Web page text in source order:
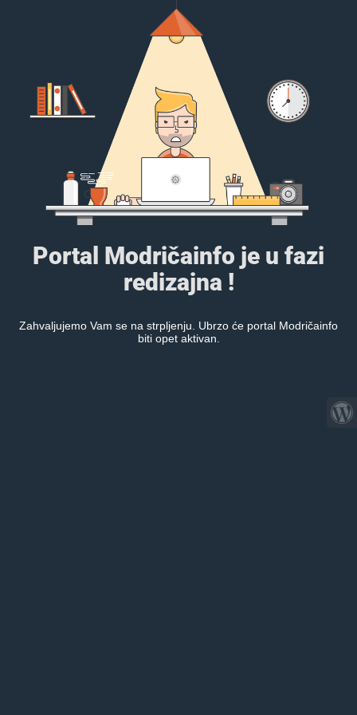
Portal Modričainfo je u fazi
redizajna !
Zahvaljujemo Vam se na strpljenju. Ubrzo će portal Modričainfo
biti opet aktivan.